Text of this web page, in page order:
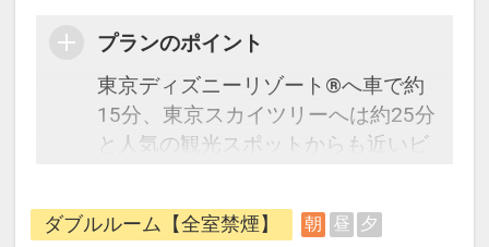
プランのポイント
東京ディズニーリゾート®へ車で約
15分、東京スカイツリーへは約25分
と人気の観光スポットからも近いビ
ジャーにも最適な立地のホテルで
す。
ダブルルーム【全室禁煙】 朝 昼 夕